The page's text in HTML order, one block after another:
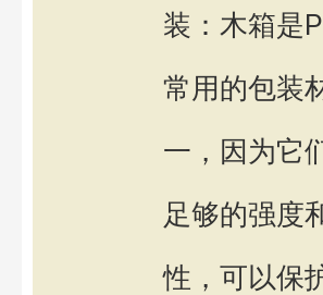
装：木箱是
常用的包装
一，因为它
足够的强度
性，可以保